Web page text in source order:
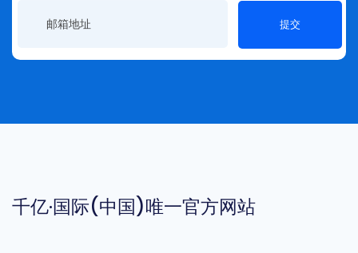
提交
千亿·国际(中国)唯一官方网站